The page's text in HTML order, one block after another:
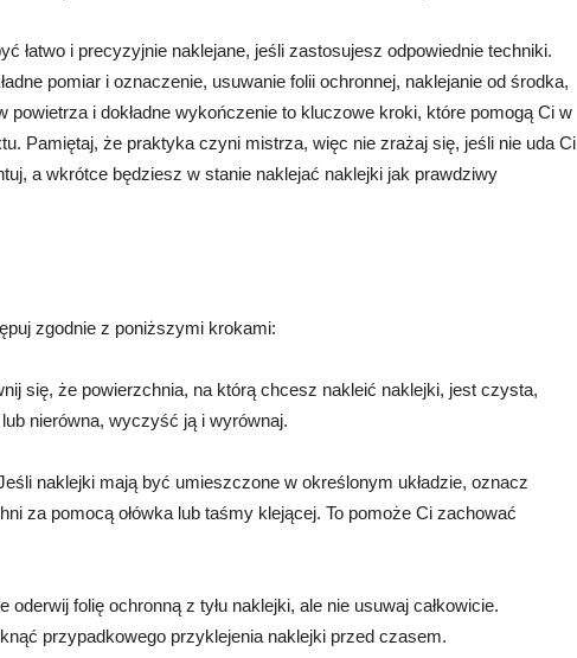
łatwo i precyzyjnie naklejane, jeśli zastosujesz odpowiednie techniki.
pomiar i oznaczenie, usuwanie folii ochronnej, naklejanie od środka,
powietrza i dokładne wykończenie to kluczowe kroki, które pomogą Ci w
Pamiętaj, że praktyka czyni mistrza, więc nie zrażaj się, jeśli nie uda Ci
a wkrótce będziesz w stanie naklejać naklejki jak prawdziwy
zgodnie z poniższymi krokami:
się, że powierzchnia, na którą chcesz nakleić naklejki, jest czysta,
nierówna, wyczyść ją i wyrównaj.
naklejki mają być umieszczone w określonym układzie, oznacz
za pomocą ołówka lub taśmy klejącej. To pomoże Ci zachować
oderwij folię ochronną z tyłu naklejki, ale nie usuwaj całkowicie.
przypadkowego przyklejenia naklejki przed czasem.